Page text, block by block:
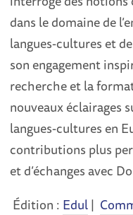
dans le domaine de
langues-cultures et
son engagement
recherche et la
nouveaux éclairages
langues-cultures en
contributions plus
et d’échanges avec
Édition : Edul|